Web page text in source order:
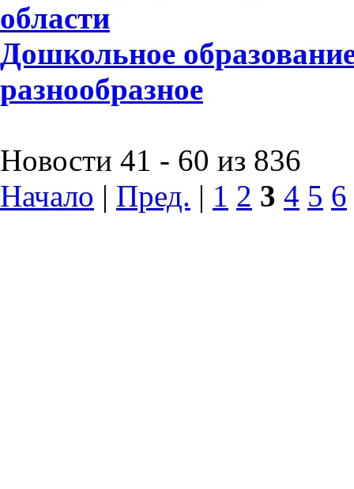
области
Дошкольное
разнообразное
Новости 41 - 60 из 836
Начало | Пред. | 1 2 3 4 5 6